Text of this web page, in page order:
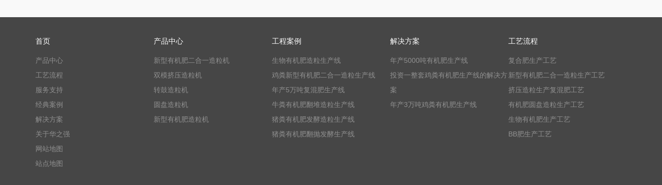
首页
产品中心
工艺流程
服务支持
经典案例
解决方案
关于华之强
网站地图
站点地图
产品中心
新型有机肥二合一造粒机
双模挤压造粒机
转鼓造粒机
圆盘造粒机
新型有机肥造粒机
工程案例
生物有机肥造粒生产线
鸡粪新型有机肥二合一造粒生产线
年产5万吨复混肥生产线
牛粪有机肥翻堆造粒生产线
猪粪有机肥发酵造粒生产线
猪粪有机肥翻抛发酵生产线
解决方案
年产5000吨有机肥生产线
投资一整套鸡粪有机肥生产线的解决方
案
年产3万吨鸡粪有机肥生产线
工艺流程
复合肥生产工艺
新型有机肥二合一造粒生产工艺
挤压造粒生产复混肥工艺
有机肥圆盘造粒生产工艺
生物有机肥生产工艺
BB肥生产工艺